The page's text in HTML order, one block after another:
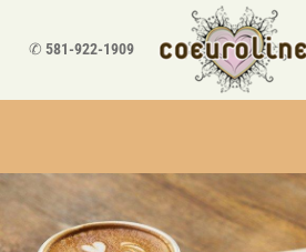
✆ 581-922-1909